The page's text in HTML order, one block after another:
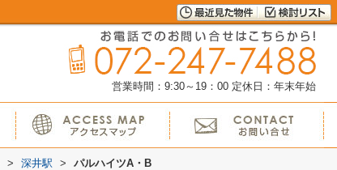
営業時間：9:30～19：00 定休日：年末年始
> 深井駅 > パルハイツA・B